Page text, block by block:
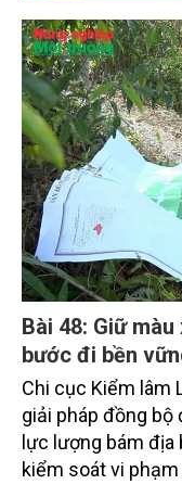
Bài 48: Giữ
bước đi bền
Chi cục Kiểm lâm
giải pháp đồng
lực lượng bám địa
kiểm soát vi